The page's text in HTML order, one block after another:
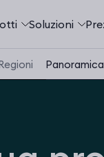
Soluzioni